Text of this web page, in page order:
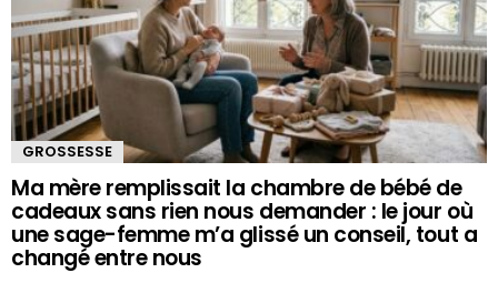
GROSSESSE
Ma mère remplissait la chambre de bébé de
cadeaux sans rien nous demander : le jour où
une sage-femme m’a glissé un conseil, tout a
changé entre nous